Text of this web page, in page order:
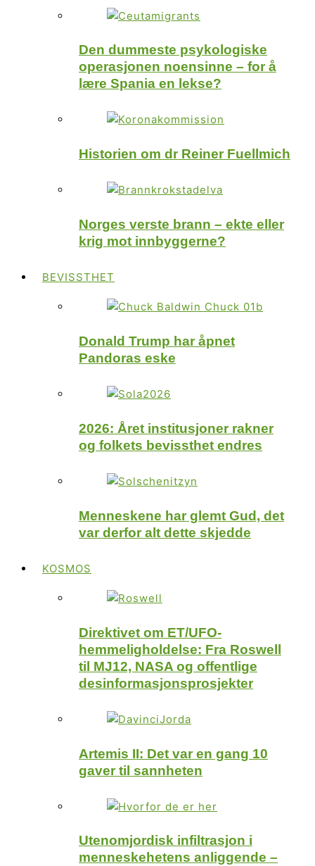
Den dummeste psykologiske
operasjonen noensinne – for å
lære Spania en lekse?
Historien om dr Reiner Fuellmich
Norges verste brann – ekte eller
krig mot innbyggerne?
BEVISSTHET
Donald Trump har åpnet
Pandoras eske
2026: Året institusjoner rakner
og folkets bevissthet endres
Menneskene har glemt Gud, det
var derfor alt dette skjedde
KOSMOS
Direktivet om ET/UFO-
hemmeligholdelse: Fra Roswell
til MJ12, NASA og offentlige
desinformasjonsprosjekter
Artemis II: Det var en gang 10
gaver til sannheten
Utenomjordisk infiltrasjon i
menneskehetens anliggende –